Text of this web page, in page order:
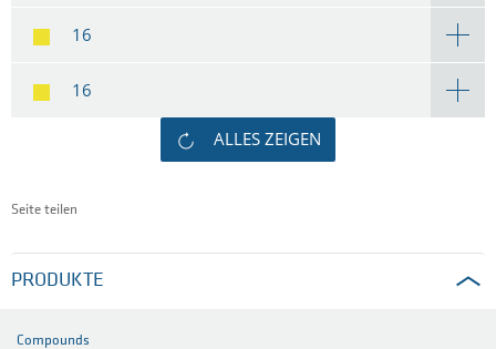
16
16
ALLES ZEIGEN
Seite teilen
PRODUKTE
Compounds